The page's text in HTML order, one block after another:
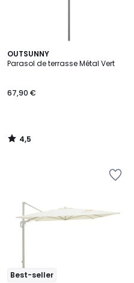
OUTSUNNY
Parasol de terrasse Métal Vert
67,90 €
4,5
/ 5
4,5
/
Best-seller